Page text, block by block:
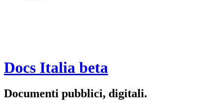
Docs Italia beta
Documenti pubblici, digitali.